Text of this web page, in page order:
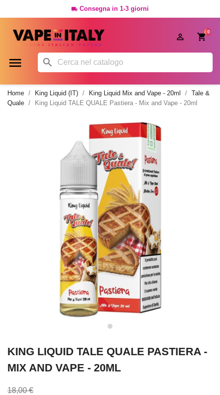
 Consegna in 1-3 giorni
0

 
Home King Liquid (IT) King Liquid Mix and Vape - 20ml
Tale &
Quale
King Liquid TALE QUALE Pastiera - Mix and Vape - 20ml
KING LIQUID TALE QUALE PASTIERA -
MIX AND VAPE - 20ML
18,00 €